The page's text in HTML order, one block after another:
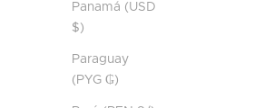
Panamá (USD
$)
Paraguay
(PYG ₲)